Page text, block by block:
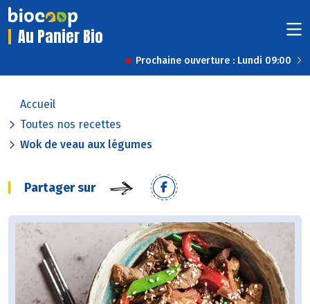
Au Panier Bio
Prochaine ouverture : Lundi 09:00
Accueil
Toutes nos recettes
Wok de veau aux légumes
Partager sur